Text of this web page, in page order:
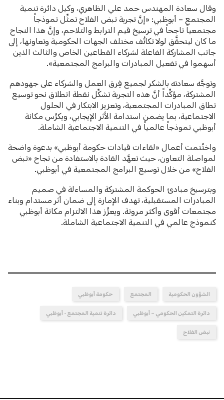
وقال سعادة المهندس حمد علي الظاهري، وكيل دائرة تنمية
المجتمع – أبوظبي: «إنَّ تجربة نبض الفلاح تمثِّل نموذجاً
مجتمعياً ناجحاً في ترسيخ قيم الترابط والتلاحم، وإنَّ هذا النجاح
ما كان ليتحقَّق لولا تكاتُف مختلف الجهات الحكومية وتعاونها، إلى
جانب المشاركة الفاعلة لشركاء القطاعين الخاص والثالث الذين
أسهموا في تفعيل المبادرات والبرامج المجتمعية».
وتوجَّه سعادته بالشكر لجميع فِرق العمل والشركاء على جهودهم
المشتركة، مؤكِّداً أنَّ هذه التجربة تشكِّل نقطة انطلاق نحو توسيع
نطاق المبادرات المجتمعية، وتعزيز الابتكار في الحلول
الاجتماعية، بما يضمن استدامة الأثر الإيجابي، ويكرِّس مكانة
أبوظبي نموذجاً عالمياً في التنمية الاجتماعية الشاملة.
واختُتمت أعمال «لقاءات قيادات حكومة أبوظبي» بدعوة واضحة
لمواصلة التعاون، حيث تعهَّد القادة بالاستفادة من نجاح «نبض
الفلاح» من خلال توسيع البرامج المجتمعية في أبوظبي.
وبترسيخ مبادئ الحوكمة المشتركة والمساءلة في صميم
المبادرات المستقبلية، تهدف الإمارة إلى ضمان أثر مستدام وبناء
مجتمعات أقوى وأكثر مرونة. ويعزِّز هذا الالتزام مكانة أبوظبي
كنموذج عالمي في التنمية الاجتماعية الشاملة.
الشؤون الحكومية المجتمع حكومة أبوظبي
دائرة التمكين الحكومي – أبوظبي دائرة تنمية المجتمع - أبوظبي
نبض الفلاح